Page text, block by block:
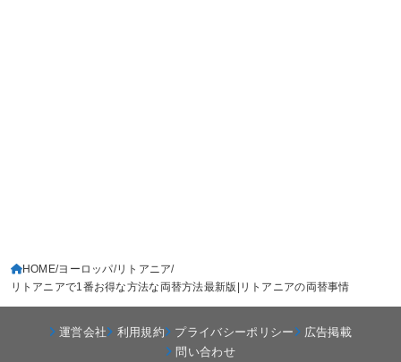
HOME ヨーロッパ リトアニア
リトアニアで1番お得な方法な両替方法最新版|リトアニアの両替事情
運営会社 利用規約 プライバシーポリシー
広告掲載
問い合わせ